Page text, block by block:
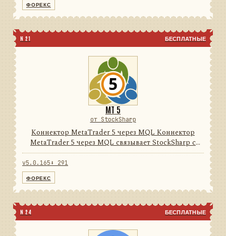
ФОРЕКС
N 21 БЕСПЛАТНЫЕ
MT 5
от StockSharp
Коннектор MetaTrader 5 через MQL Коннектор
MetaTrader 5 через MQL связывает StockSharp с
терминалом MetaTrader 5 через поставляемый
MQL-эксперт и локальный нативный/FIX-мост. Он
v5.0.165 ⬇ 291
ФОРЕКС
N 24 БЕСПЛАТНЫЕ